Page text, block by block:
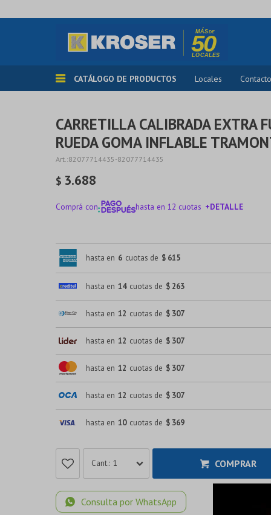
CATÁLOGO DE PRODUCTOS Locales Contacto
CARRETILLA CALIBRADA EXTRA
RUEDA GOMA INFLABLE
82077714435-82077714435
$ 3.688
Comprá con hasta en 12 cuotas +DETALLE
hasta en 6 cuotas de $ 615
hasta en 14 cuotas de $ 263
hasta en 12 cuotas de $ 307
hasta en 12 cuotas de $ 307
hasta en 12 cuotas de $ 307
hasta en 12 cuotas de $ 307
hasta en 10 cuotas de $ 369
1 COMPRAR
Consulta por WhatsApp